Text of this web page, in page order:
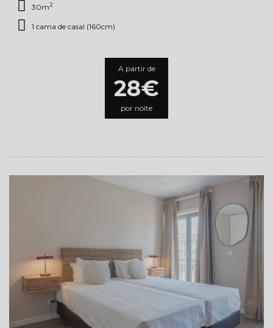
30m2
1 cama de casal (160cm)
A partir de
28€
por noite